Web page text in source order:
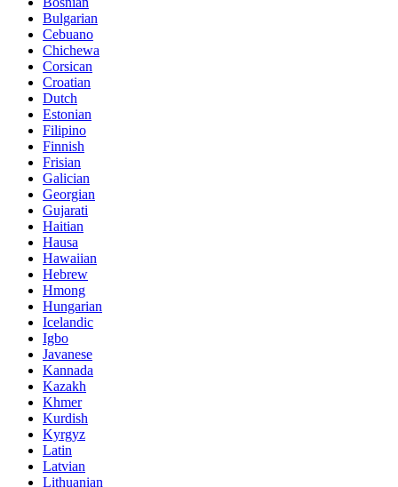
Bulgarian
Cebuano
Chichewa
Corsican
Croatian
Dutch
Estonian
Filipino
Finnish
Frisian
Galician
Georgian
Gujarati
Haitian
Hausa
Hawaiian
Hebrew
Hmong
Hungarian
Icelandic
Igbo
Javanese
Kannada
Kazakh
Khmer
Kurdish
Kyrgyz
Latin
Latvian
Lithuanian